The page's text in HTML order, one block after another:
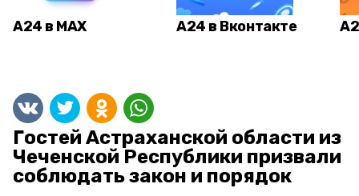
А24 в MAX А24 в Вконтакте
Гостей Астраханской области из
Чеченской Республики призвали
соблюдать закон и порядок